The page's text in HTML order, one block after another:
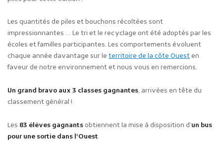
Les quantités de piles et bouchons récoltées sont
impressionnantes … Le tri et le recyclage ont été adoptés par les
écoles et familles participantes. Les comportements évoluent
chaque année davantage sur le territoire de la côte Ouesten
faveur de notre environnement et nous vous en remercions.
Un grand bravo aux 3 classes gagnantes, arrivées en tête du
classement général !
Les 83 élèves gagnantsobtiennent la mise à disposition d’un bus
pour une sortie dans l’Ouest.